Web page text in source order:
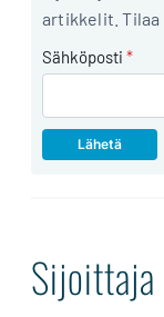
artikkelit.
Sähköposti *
Sijoittaja